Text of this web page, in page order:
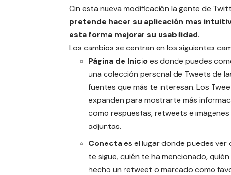
Cin esta nueva modificación la gente de
pretende hacer su aplicación mas
esta forma mejorar su usabilidad.
Los cambios se centran en los siguientes
Página de Inicioes donde puedes
una colección personal de Tweets de
fuentes que más te interesan. Los
expanden para mostrarte más
como respuestas, retweets e imágenes
adjuntas.
Conectaes el lugar donde puedes ver
te sigue, quién te ha mencionado, quién
hecho un retweet o marcado como